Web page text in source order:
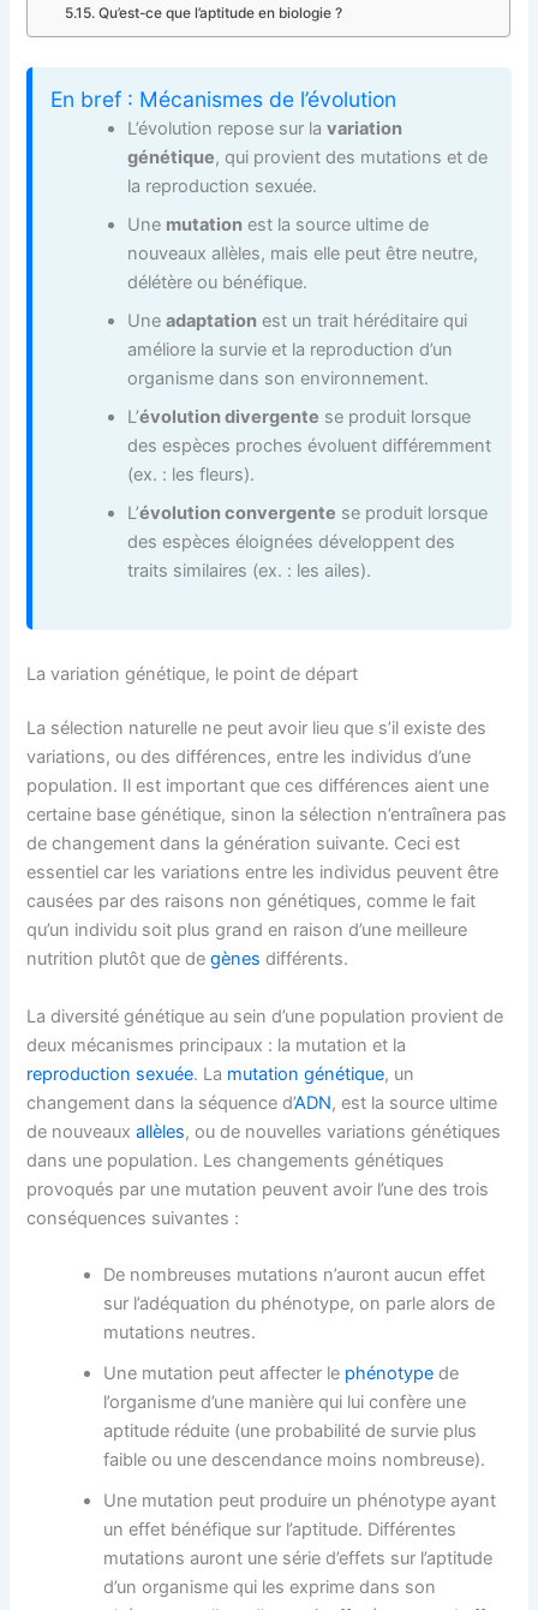
Qu’est-ce que l’aptitude en biologie ?
En bref : Mécanismes de l’évolution
L’évolution repose sur lavariation
génétique, qui provient des mutations et de
la reproduction sexuée.
Une mutation est la source ultime de
nouveaux allèles, mais elle peut être neutre,
délétère ou bénéfique.
Uneadaptation est un trait héréditaire qui
améliore la survie et la reproduction d’un
organisme dans son environnement.
L’évolution divergente se produit lorsque
des espèces proches évoluent différemment
(ex. : les fleurs).
L’évolution convergente se produit lorsque
des espèces éloignées développent des
traits similaires (ex. : les ailes).
La variation génétique, le point de départ
La sélection naturelle ne peut avoir lieu que s’il existe des
variations, ou des différences, entre les individus d’une
population. Il est important que ces différences aient une
certaine base génétique, sinon la sélection n’entraînera pas
de changement dans la génération suivante. Ceci est
essentiel car les variations entre les individus peuvent être
causées par des raisons non génétiques, comme le fait
qu’un individu soit plus grand en raison d’une meilleure
nutrition plutôt que degènes différents.
La diversité génétique au sein d’une population provient de
deux mécanismes principaux : la mutation et la
reproduction sexuée. La mutation génétique, un
changement dans la séquence d’ADN, est la source ultime
de nouveauxallèles, ou de nouvelles variations génétiques
dans une population. Les changements génétiques
provoqués par une mutation peuvent avoir l’une des trois
conséquences suivantes :
De nombreuses mutations n’auront aucun effet
sur l’adéquation du phénotype, on parle alors de
mutations neutres.
Une mutation peut affecter le phénotype de
l’organisme d’une manière qui lui confère une
aptitude réduite (une probabilité de survie plus
faible ou une descendance moins nombreuse).
Une mutation peut produire un phénotype ayant
un effet bénéfique sur l’aptitude. Différentes
mutations auront une série d’effets sur l’aptitude
d’un organisme qui les exprime dans son